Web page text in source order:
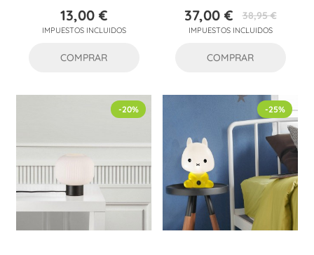
Precio
13,00 €
IMPUESTOS INCLUIDOS
COMPRAR
Precio
37,00 €Precio
base
38,95 €
IMPUESTOS INCLUIDOS
COMPRAR
-20% -25%